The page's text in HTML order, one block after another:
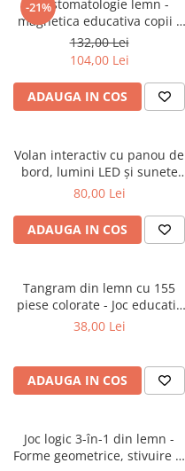
-21%
Set stomatologie lemn -
magnetica educativa copii -
Joc Institutul stomatologic 3+
132,00 Lei
104,00 Lei
ADAUGA IN COS
Volan interactiv cu panou de
bord, lumini LED și sunete
realiste - Roz
80,00 Lei
ADAUGA IN COS
Tangram din lemn cu 155
piese colorate - Joc educativ
Montessori pentru copii
38,00 Lei
ADAUGA IN COS
Joc logic 3-în-1 din lemn -
Forme geometrice, stivuire și